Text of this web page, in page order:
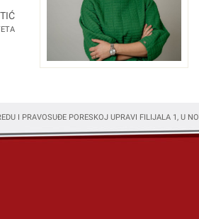
I PRAVOSUĐE PORESKOJ UPRAVI FILIJALA 1, U